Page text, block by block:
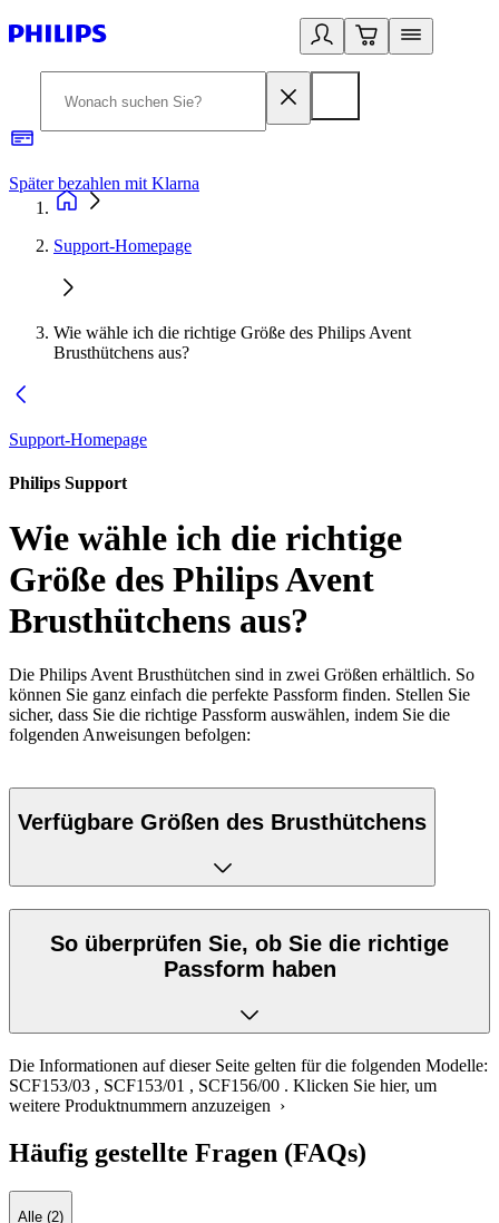
Später bezahlen mit Klarna
Support-Homepage
Wie wähle ich die richtige Größe des Philips Avent
Brusthütchens aus?
Support-Homepage
Philips Support
Wie wähle ich die richtige
Größe des Philips Avent
Brusthütchens aus?
Die Philips Avent Brusthütchen sind in zwei Größen erhältlich. So
können Sie ganz einfach die perfekte Passform finden. Stellen Sie
sicher, dass Sie die richtige Passform auswählen, indem Sie die
folgenden Anweisungen befolgen:
Verfügbare Größen des Brusthütchens
So überprüfen Sie, ob Sie die richtige
Passform haben
Die Informationen auf dieser Seite gelten für die folgenden Modelle:
SCF153/03 , SCF153/01 , SCF156/00 . Klicken Sie hier, um
weitere Produktnummern anzuzeigen ›
Häufig gestellte Fragen (FAQs)
Alle (2)